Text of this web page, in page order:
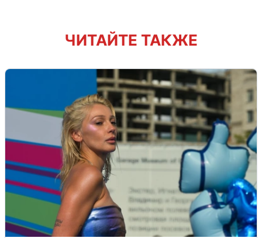
ЧИТАЙТЕ ТАКЖЕ